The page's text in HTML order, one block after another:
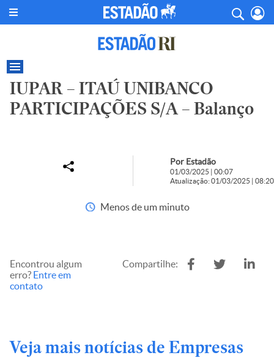
IUPAR – ITAÚ UNIBANCO
PARTICIPAÇÕES S/A – Balanço
Por Estadão
01/03/2025 | 00:07
Atualização: 01/03/2025 | 08:20
Menos de um minuto
Encontrou algum
erro? Entre em
contato
Compartilhe:
Veja mais notícias de Empresas